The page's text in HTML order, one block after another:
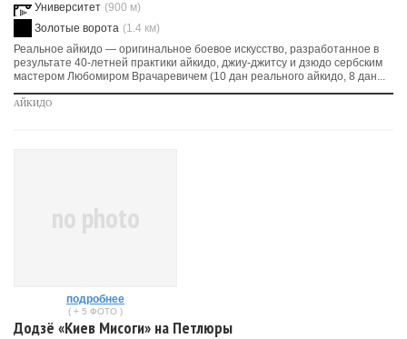
Университет (900 м)
Золотые ворота (1.4 км)
Реальное айкидо — оригинальное боевое искусство, разработанное в
результате 40-летней практики айкидо, джиу-джитсу и дзюдо сербским
мастером Любомиром Врачаревичем (10 дан реального айкидо, 8 дан...
АЙКИДО
no photo
подробнее
( + 5 ФОТО )
Додзё «Киев Мисоги» на Петлюры